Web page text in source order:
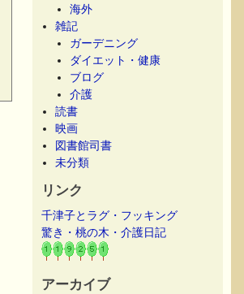
海外
雑記
ガーデニング
ダイエット・健康
ブログ
介護
読書
映画
図書館司書
未分類
リンク
千津子とラグ・フッキング
驚き・桃の木・介護日記
アーカイブ